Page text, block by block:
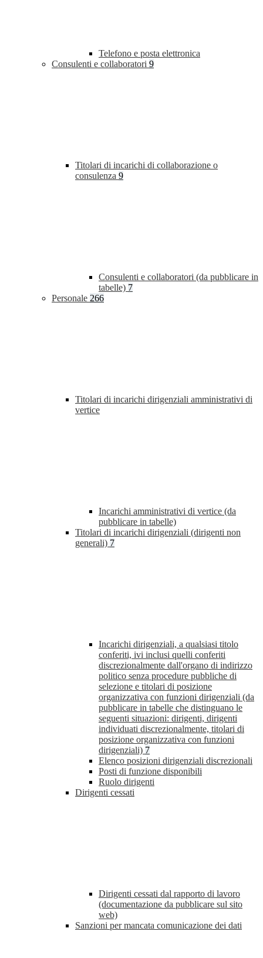
Telefono e posta elettronica
Consulenti e collaboratori 9
Titolari di incarichi di collaborazione o
consulenza 9
Consulenti e collaboratori (da pubblicare in
tabelle) 7
Personale 266
Titolari di incarichi dirigenziali amministrativi di
vertice
Incarichi amministrativi di vertice (da
pubblicare in tabelle)
Titolari di incarichi dirigenziali (dirigenti non
generali) 7
Incarichi dirigenziali, a qualsiasi titolo
conferiti, ivi inclusi quelli conferiti
discrezionalmente dall'organo di indirizzo
politico senza procedure pubbliche di
selezione e titolari di posizione
organizzativa con funzioni dirigenziali (da
pubblicare in tabelle che distinguano le
seguenti situazioni: dirigenti, dirigenti
individuati discrezionalmente, titolari di
posizione organizzativa con funzioni
dirigenziali) 7
Elenco posizioni dirigenziali discrezionali
Posti di funzione disponibili
Ruolo dirigenti
Dirigenti cessati
Dirigenti cessati dal rapporto di lavoro
(documentazione da pubblicare sul sito
web)
Sanzioni per mancata comunicazione dei dati